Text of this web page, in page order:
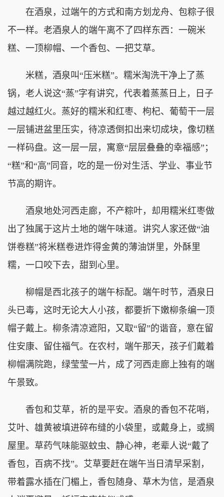
在酒泉，过端午的方式和南方划龙舟、包粽子很
不一样。老酒泉人的端午离不了四样东西：一碗米
糕、一顶柳帽、一个香包、一把艾草。
米糕，酒泉叫“压米糕”。糯米淘洗干净上了蒸
锅，老人说这“蒸”字有讲究，代表着蒸蒸日上，日子
越过越红火。蒸好的糯米和红枣、枸杞、葡萄干一层
一层铺进盆里压实，待凉透倒扣出来切成块，像切糕
一样码盘。这一层一层，寓意“层层叠叠的幸福感”；
“糕”和“高”同音，吃的是一份对生活、学业、事业节
节高的期许。
酒泉地处河西走廊，不产粽叶，却用糯米红枣做
出了独属于这片土地的端午味道。讲究人家还做“油
饼卷糕”将米糕卷进炸得金黄的薄油饼里，外酥里
糯，一口咬下去，甜到心里。
柳帽是西北孩子的端午标配。端午时节，酒泉日
头已毒，这时无论大人小孩，都要折下嫩柳条编一顶
帽子戴上。柳条清凉遮阳，又取“留”的谐音，意在留
住安康、留住福气。在农村，端午那天，孩子们戴着
柳帽满院跑，绿莹莹一片，成了河西走廊上独有的端
午景致。
香包和艾草，祈的是平安。酒泉的香包不花哨，
艾叶、雄黄被填进碎布缝的小袋里，或戴身上，或搁
屋里。草药气味能驱蚊虫、静心神，老辈人说“戴了
香包，百病不找”。艾草要赶在端午当日清早采割，
带着露水插在门楣上，香包随身、草木为信，是酒泉